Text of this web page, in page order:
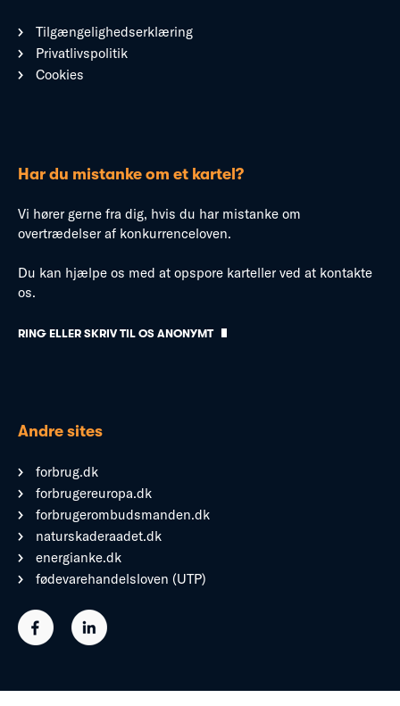
Tilgængelighedserklæring
Privatlivspolitik
Cookies
Har du mistanke om et kartel?
Vi hører gerne fra dig, hvis du har mistanke om
overtrædelser af konkurrenceloven.
Du kan hjælpe os med at opspore karteller ved at kontakte
os.
RING ELLER SKRIV TIL OS ANONYMT
Andre sites
forbrug.dk
forbrugereuropa.dk
forbrugerombudsmanden.dk
naturskaderaadet.dk
energianke.dk
fødevarehandelsloven (UTP)